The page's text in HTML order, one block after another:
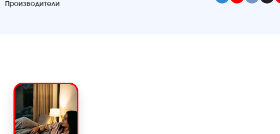
Производители